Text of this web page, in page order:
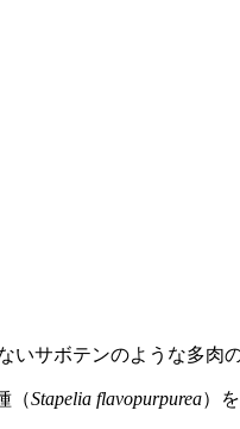
サボテンのような多肉
（Stapelia flavopurpurea）